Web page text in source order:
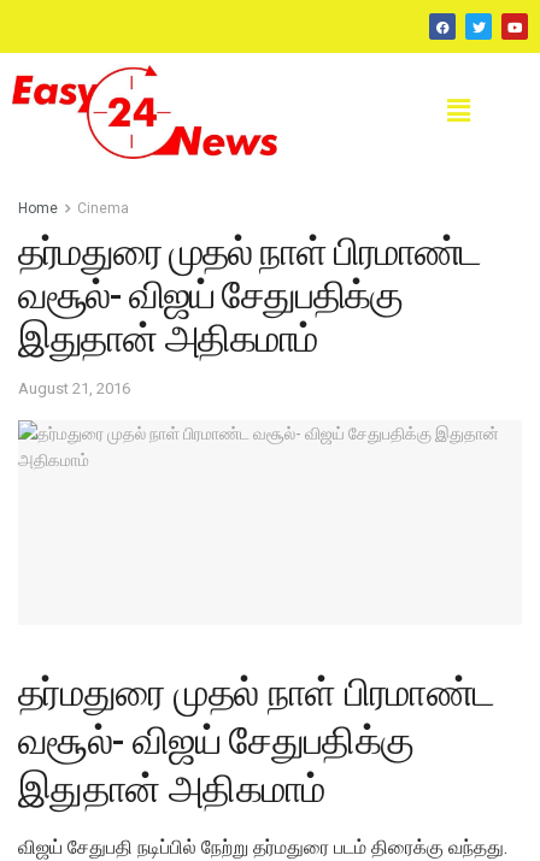
Home Cinema
தர்மதுரை முதல் நாள் பிரமாண்ட
வசூல்- விஜய் சேதுபதிக்கு
இதுதான் அதிகமாம்
August 21, 2016
தர்மதுரை முதல் நாள் பிரமாண்ட
வசூல்- விஜய் சேதுபதிக்கு
இதுதான் அதிகமாம்
விஜய் சேதுபதி நடிப்பில் நேற்று தர்மதுரை படம் திரைக்கு வந்தது.